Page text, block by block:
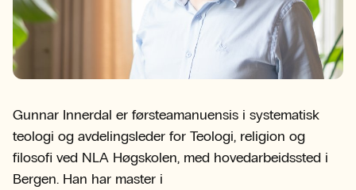
Gunnar Innerdal er førsteamanuensis i systematisk
teologi og avdelingsleder for Teologi, religion og
filosofi ved NLA Høgskolen, med hovedarbeidssted i
Bergen. Han har master i